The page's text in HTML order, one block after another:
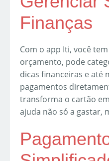
Finanças
Com o app Iti, você
orçamento, pode
dicas financeiras e até
pagamentos
transforma o cartão
ajuda não só a gastar,